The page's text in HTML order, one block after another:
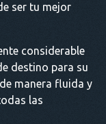
ser tu mejor
considerable
destino para su
manera fluida y
las